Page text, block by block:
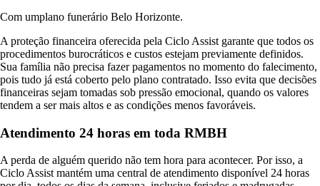
Com umplano funerário Belo Horizonte.
A proteção financeira oferecida pela Ciclo Assist garante que todos os
procedimentos burocráticos e custos estejam previamente definidos.
Sua família não precisa fazer pagamentos no momento do falecimento,
pois tudo já está coberto pelo plano contratado. Isso evita que decisões
financeiras sejam tomadas sob pressão emocional, quando os valores
tendem a ser mais altos e as condições menos favoráveis.
Atendimento 24 horas em toda RMBH
A perda de alguém querido não tem hora para acontecer. Por isso, a
Ciclo Assist mantém uma central de atendimento disponível 24 horas